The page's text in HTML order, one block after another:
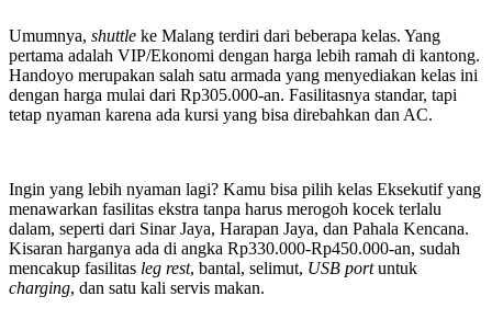
Umumnya, shuttle ke Malang terdiri dari beberapa kelas. Yang
pertama adalah VIP/Ekonomi dengan harga lebih ramah di kantong.
Handoyo merupakan salah satu armada yang menyediakan kelas ini
dengan harga mulai dari Rp305.000-an. Fasilitasnya standar, tapi
tetap nyaman karena ada kursi yang bisa direbahkan dan AC.
Ingin yang lebih nyaman lagi? Kamu bisa pilih kelas Eksekutif yang
menawarkan fasilitas ekstra tanpa harus merogoh kocek terlalu
dalam, seperti dari Sinar Jaya, Harapan Jaya, dan Pahala Kencana.
Kisaran harganya ada di angka Rp330.000-Rp450.000-an, sudah
mencakup fasilitas leg rest, bantal, selimut, USB portuntuk
charging, dan satu kali servis makan.